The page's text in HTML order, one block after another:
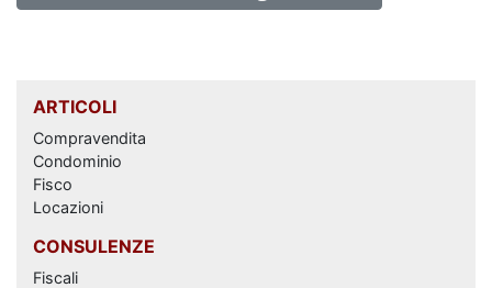
ARTICOLI
Compravendita
Condominio
Fisco
Locazioni
CONSULENZE
Fiscali